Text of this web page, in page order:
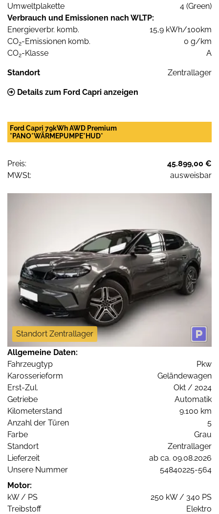
Umweltplakette
4 (Green)
Verbrauch und Emissionen nach WLTP:
Energieverbr. komb.
15,9 kWh/100km
CO2-Emissionen komb.
0 g/km
CO2-Klasse A
Standort Zentrallager
Details zum Ford Capri anzeigen
Ford Capri 79kWh AWD Premium
*PANO*WÄRMEPUMPE*HUD*
Preis:
45.899,00 €
MWSt:
ausweisbar
Standort Zentrallager
Allgemeine Daten:
Fahrzeugtyp
Pkw
Karosserieform
Geländewagen
Erst-Zul.
Okt / 2024
Getriebe
Automatik
Kilometerstand
9.100 km
Anzahl der Türen
5
Farbe
Grau
Standort
Zentrallager
Lieferzeit
ab ca. 09.08.2026
Unsere Nummer
54840225-564
Motor:
kW / PS
250 kW / 340 PS
Treibstoff
Elektro